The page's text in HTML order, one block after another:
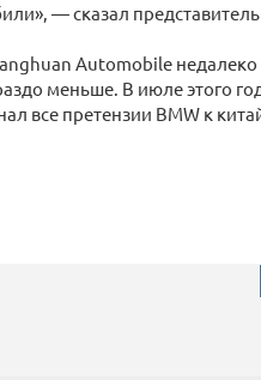
— сказал
Automobile
меньше. В июле этого
все претензии BMW к